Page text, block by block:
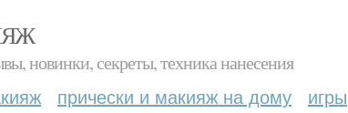
новинки, секреты, техника нанесения
прически и макияж на дому игры